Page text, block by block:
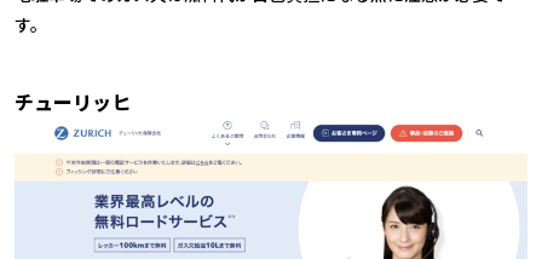
す。
チューリッヒ